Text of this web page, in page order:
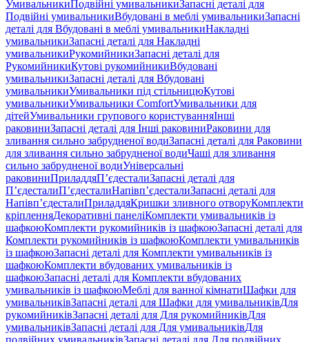
УмивальникиПодвійні умивальникиЗапасні деталі для
Подвійні умивальникиВбудовані в меблі умивальникиЗапасні
деталі для Вбудовані в меблі умивальникиНакладні
умивальникиЗапасні деталі для Накладні
умивальникиРукомийникиЗапасні деталі для
РукомийникиКутові рукомийникиВбудовані
умивальникиЗапасні деталі для Вбудовані
умивальникиУмивальники під стільницюКутові
умивальникиУмивальники ComfortУмивальники для
дітейУмивальники групового користуванняІнші
раковиниЗапасні деталі для Інші раковиниРаковини для
зливання сильно забрудненої водиЗапасні деталі для Раковини
для зливання сильно забрудненої водиЧаші для зливання
сильно забрудненої водиУніверсальні
раковиниПриладдяП’єдесталиЗапасні деталі для
П’єдесталиП’єдесталиНапівп’єдесталиЗапасні деталі для
Напівп’єдесталиПриладдяКришки зливного отворуКомплекти
кріпленняДекоративні панеліКомплекти умивальників із
шафкоюКомплекти рукомийників із шафкоюЗапасні деталі для
Комплекти рукомийників із шафкоюКомплекти умивальників
із шафкоюЗапасні деталі для Комплекти умивальників із
шафкоюКомплекти вбудованих умивальників із
шафкоюЗапасні деталі для Комплекти вбудованих
умивальників із шафкоюМеблі для ванної кімнатиШафки для
умивальниківЗапасні деталі для Шафки для умивальниківДля
рукомийниківЗапасні деталі для Для рукомийниківДля
умивальниківЗапасні деталі для Для умивальниківДля
подвійних умивальниківЗапасні деталі для Для подвійних